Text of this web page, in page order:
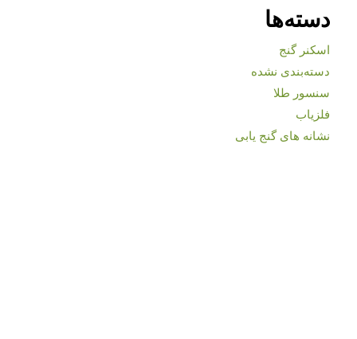
دسته‌ها
اسکنر گنج
دسته‌بندی نشده
سنسور طلا
فلزیاب
نشانه های گنج یابی